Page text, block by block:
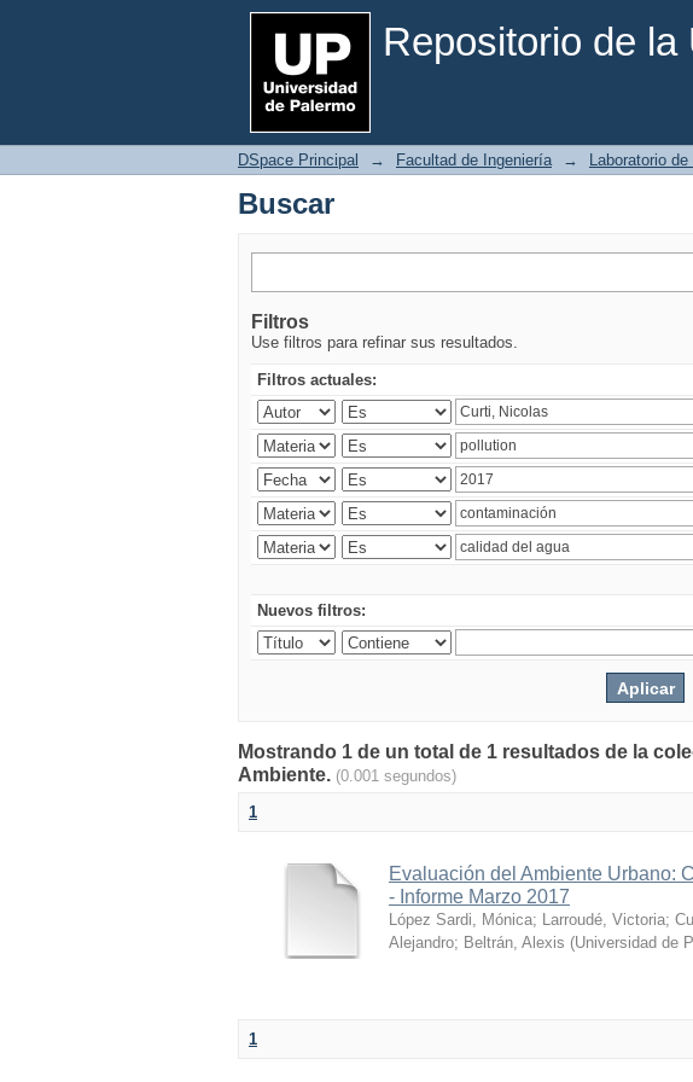
Repositorio de
Buscar
DSpace Principal → Facultad de Ingeniería → Laboratorio
Buscar
Filtros
Use filtros para refinar sus resultados.
Filtros actuales:
Nuevos filtros:
Mostrando 1 de un total de 1 resultados de la
Ambiente. (0.001 segundos)
1
Evaluación del Ambiente Urbano:
- Informe Marzo 2017
López Sardi, Mónica; Larroudé, Victoria;
Alejandro; Beltrán, Alexis (Universidad de
1